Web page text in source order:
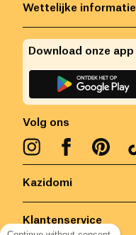
Kazidomi
Klantenservice
Wettelijke informatie
Volg ons
Download onze app